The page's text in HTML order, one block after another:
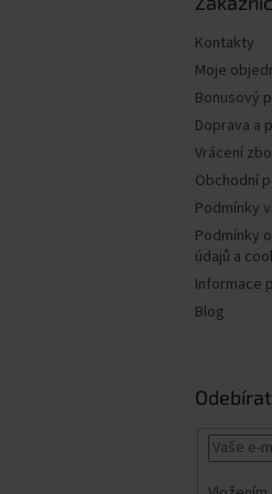
Kontakty
Moje
Bonusový
Doprava a
Vrácení
Obchodní
Podmínky
Podmínky
údajů a
Informace
Blog